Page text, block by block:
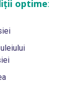
optime: